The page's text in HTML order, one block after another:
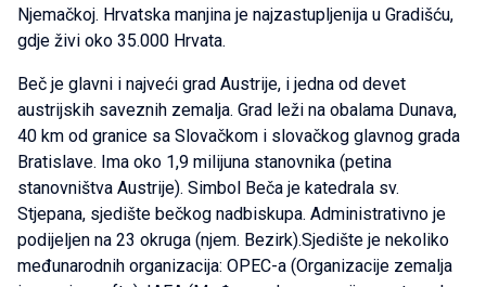
Njemačkoj. Hrvatska manjina je najzastupljenija u Gradišću,
gdje živi oko 35.000 Hrvata.
Beč je glavni i najveći grad Austrije, i jedna od devet
austrijskih saveznih zemalja. Grad leži na obalama Dunava,
40 km od granice sa Slovačkom i slovačkog glavnog grada
Bratislave. Ima oko 1,9 milijuna stanovnika (petina
stanovništva Austrije). Simbol Beča je katedrala sv.
Stjepana, sjedište bečkog nadbiskupa. Administrativno je
podijeljen na 23 okruga (njem. Bezirk).Sjedište je nekoliko
međunarodnih organizacija: OPEC-a (Organizacije zemalja